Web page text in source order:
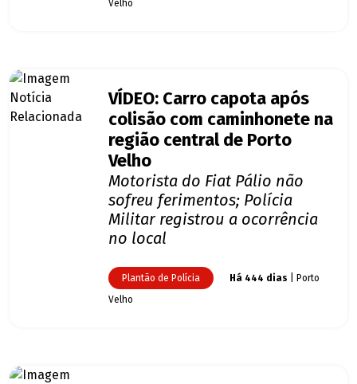
Velho
VÍDEO: Carro capota após
colisão com caminhonete na
região central de Porto
Velho
Motorista do Fiat Pálio não
sofreu ferimentos; Polícia
Militar registrou a ocorrência
no local
Plantão de Polícia Há 444 dias | Porto
Velho